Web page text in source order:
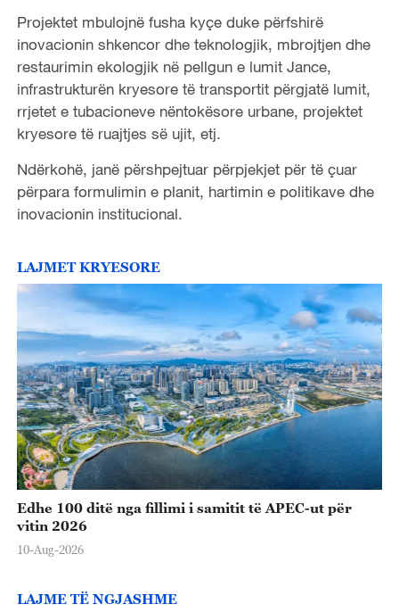
Projektet mbulojnë fusha kyçe duke përfshirë
inovacionin shkencor dhe teknologjik, mbrojtjen dhe
restaurimin ekologjik në pellgun e lumit Jance,
infrastrukturën kryesore të transportit përgjatë lumit,
rrjetet e tubacioneve nëntokësore urbane, projektet
kryesore të ruajtjes së ujit, etj.
Ndërkohë, janë përshpejtuar përpjekjet për të çuar
përpara formulimin e planit, hartimin e politikave dhe
inovacionin institucional.
LAJMET KRYESORE
Edhe 100 ditë nga fillimi i samitit të APEC-ut për
vitin 2026
10-Aug-2026
LAJME TË NGJASHME